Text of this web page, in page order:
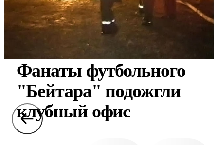
Фанаты футбольного
"Бейтара" подожгли
клубный офис